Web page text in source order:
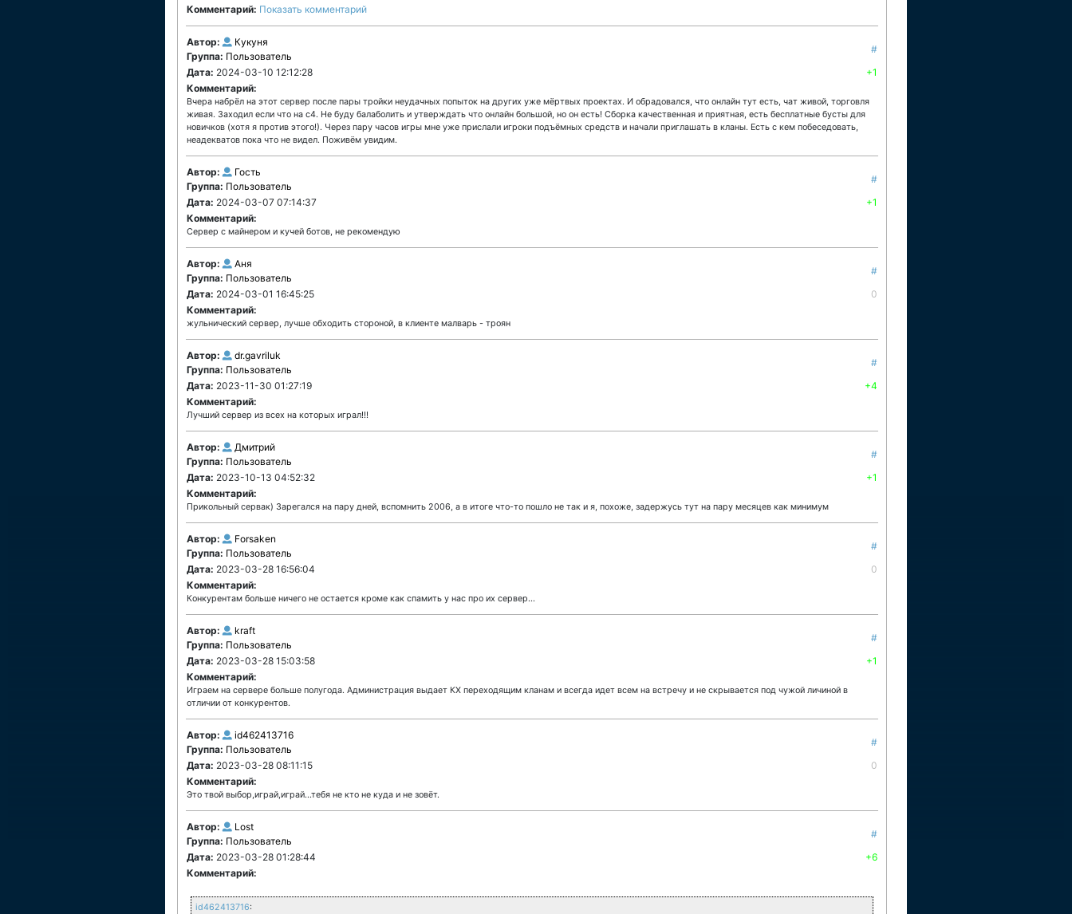
Комментарий: Показать комментарий
Автор:
Кукуня
Группа: Пользователь
#
Дата: 2024-03-10 12:12:28
+1
Комментарий:
Вчера набрёл на этот сервер после пары тройки неудачных попыток на других уже мёртвых проектах. И обрадовался, что онлайн тут есть, чат живой, торговля
живая. Заходил если что на с4. Не буду балаболить и утверждать что онлайн большой, но он есть! Сборка качественная и приятная, есть бесплатные бусты для
новичков (хотя я против этого!). Через пару часов игры мне уже прислали игроки подъёмных средств и начали приглашать в кланы. Есть с кем побеседовать,
неадекватов пока что не видел. Поживём увидим.
Автор:
Гость
Группа: Пользователь
#
Дата: 2024-03-07 07:14:37
+1
Комментарий:
Сервер с майнером и кучей ботов, не рекомендую
Автор:
Аня
Группа: Пользователь
#
Дата: 2024-03-01 16:45:25
0
Комментарий:
жульнический сервер, лучше обходить стороной, в клиенте малварь - троян
Автор:
dr.gavriluk
Группа: Пользователь
#
Дата: 2023-11-30 01:27:19
+4
Комментарий:
Лучший сервер из всех на которых играл!!!
Автор:
Дмитрий
Группа: Пользователь
#
Дата: 2023-10-13 04:52:32
+1
Комментарий:
Прикольный сервак) Зарегался на пару дней, вспомнить 2006, а в итоге что-то пошло не так и я, похоже, задержусь тут на пару месяцев как минимум
Автор:
Forsaken
Группа: Пользователь
#
Дата: 2023-03-28 16:56:04
0
Комментарий:
Конкурентам больше ничего не остается кроме как спамить у нас про их сервер...
Автор:
kraft
Группа: Пользователь
#
Дата: 2023-03-28 15:03:58
+1
Комментарий:
Играем на сервере больше полугода. Администрация выдает КХ переходящим кланам и всегда идет всем на встречу и не скрывается под чужой личиной в
отличии от конкурентов.
Автор:
id462413716
Группа: Пользователь
#
Дата: 2023-03-28 08:11:15
0
Комментарий:
Это твой выбор,играй,играй...тебя не кто не куда и не зовёт.
Автор:
Lost
Группа: Пользователь
#
Дата: 2023-03-28 01:28:44
+6
Комментарий:
id462413716: